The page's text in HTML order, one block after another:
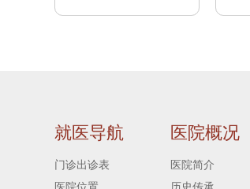
就医导航
门诊出诊表
医院概况
医院简介